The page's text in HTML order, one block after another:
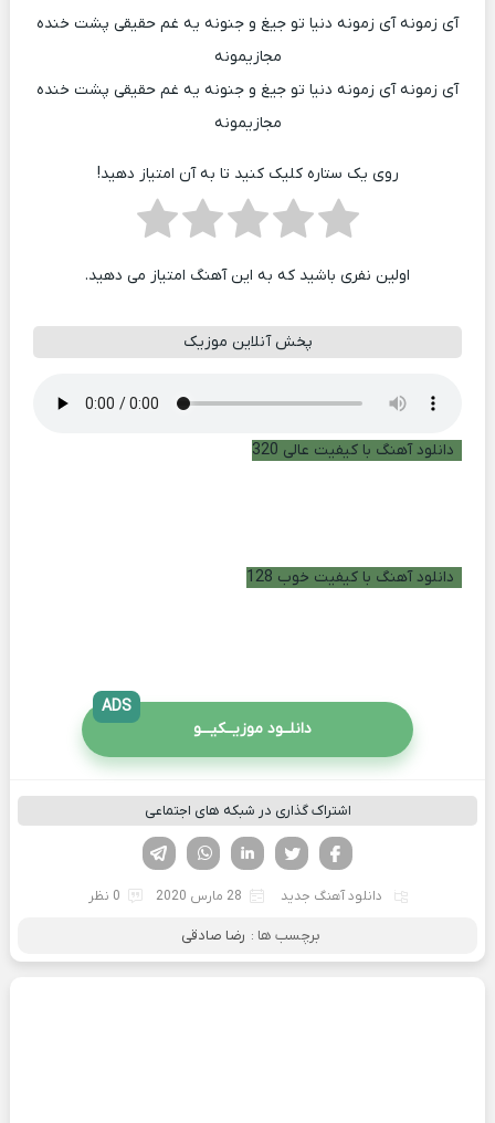
آی زمونه آی زمونه دنیا تو جیغ و جنونه یه غم حقیقی پشت خنده
مجازیمونه
آی زمونه آی زمونه دنیا تو جیغ و جنونه یه غم حقیقی پشت خنده
مجازیمونه
روی یک ستاره کلیک کنید تا به آن امتیاز دهید!
اولین نفری باشید که به این آهنگ امتیاز می دهید.
پخش آنلاین موزیک
دانلود آهنگ با کیفیت عالی 320
دانلود آهنگ با کیفیت خوب 128
دانلــود موزیــکیـــو
ADS
اشتراک گذاری در شبکه های اجتماعی
لینکدین تویتر
فیسوک
دانلود آهنگ جدید 28 مارس 2020 0 نظر
برچسب ها : رضا صادقی